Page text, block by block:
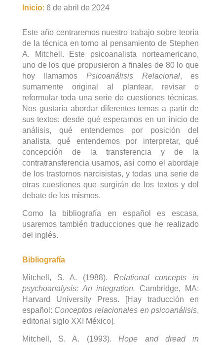
Inicio: 6 de abril de 2024
Este año centraremos nuestro trabajo sobre teoría
de la técnica en torno al pensamiento de Stephen
A. Mitchell. Este psicoanalista norteamericano,
uno de los que propusieron a finales de 80 lo que
hoy llamamos Psicoanálisis Relacional, es
sumamente original al plantear, revisar o
reformular toda una serie de cuestiones técnicas.
Nos gustaría abordar diferentes temas a partir de
sus textos: desde qué esperamos en un inicio de
análisis, qué entendemos por posición del
analista, qué entendemos por interpretar, qué
concepción de la transferencia y de la
contratransferencia usamos, así como el abordaje
de los trastornos narcisistas, y todas una serie de
otras cuestiones que surgirán de los textos y del
debate de los mismos.
Como la bibliografía en español es escasa,
usaremos también traducciones que he realizado
del inglés.
Bibliografía
Mitchell, S. A. (1988). Relational concepts in
psychoanalysis: An integration. Cambridge, MA:
Harvard University Press. [Hay traducción en
español: Conceptos relacionales en psicoanálisis,
editorial siglo XXI México].
Mitchell, S. A. (1993).Hope and dread in